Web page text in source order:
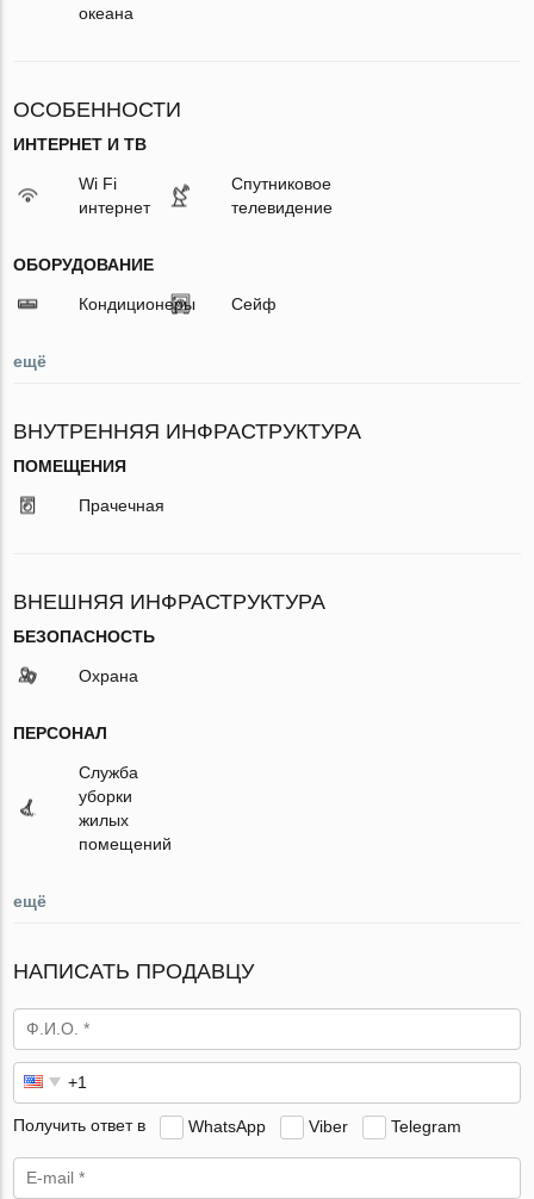
океана
ОСОБЕННОСТИ
ИНТЕРНЕТ И ТВ
Wi Fi
интернет
Спутниковое
телевидение
ОБОРУДОВАНИЕ
Кондиционеры Сейф
ещё
ВНУТРЕННЯЯ ИНФРАСТРУКТУРА
ПОМЕЩЕНИЯ
Прачечная
ВНЕШНЯЯ ИНФРАСТРУКТУРА
БЕЗОПАСНОСТЬ
Охрана
ПЕРСОНАЛ
Служба
уборки
жилых
помещений
ещё
НАПИСАТЬ ПРОДАВЦУ
Получить ответ в WhatsApp Viber Telegram